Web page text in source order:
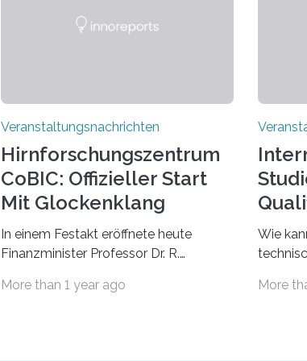
Veranstaltungsnachrichten
Hirnforschungszentrum
CoBIC: Offizieller Start
Mit Glockenklang
In einem Festakt eröffnete heute
Finanzminister Professor Dr. R.
Imaging Center (CoBIC) auf dem
More than 1 year ago
Wie
Beispiel
More